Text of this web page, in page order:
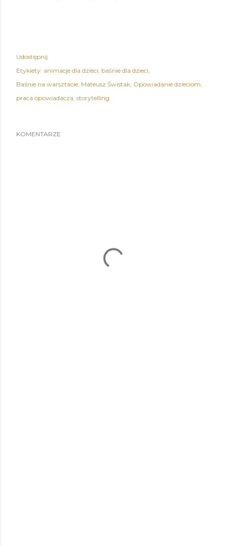
Udostępnij
Etykiety: animacje dla dzieci baśnie dla dzieci
Baśnie na warsztacie Mateusz Świstak Opowiadanie dzieciom
praca opowiadacza storytelling
KOMENTARZE